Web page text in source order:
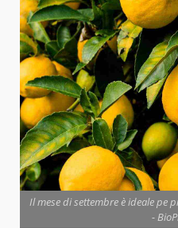
Il mese di settembre è ideale pe
-